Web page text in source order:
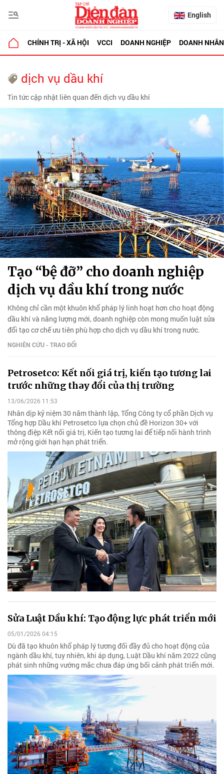
English
CHÍNH TRỊ - XÃ HỘI VCCI DOANH NGHIỆP DOANH NHÂN
dịch vụ dầu khí
Tin tức cập nhật liên quan đến dịch vụ dầu khí
Tạo “bệ đỡ” cho doanh nghiệp
dịch vụ dầu khí trong nước
Không chỉ cần một khuôn khổ pháp lý linh hoạt hơn cho hoạt động
dầu khí và năng lượng mới, doanh nghiệp còn mong muốn luật sửa
đổi tạo cơ chế ưu tiên phù hợp cho dịch vụ dầu khí trong nước.
NGHIÊN CỨU - TRAO ĐỔI
Petrosetco: Kết nối giá trị, kiến tạo tương lai
trước những thay đổi của thị trường
13/06/2026 11:53
Nhân dịp kỷ niệm 30 năm thành lập, Tổng Công ty cổ phần Dịch vụ
Tổng hợp Dầu khí Petrosetco lựa chọn chủ đề Horizon 30+ với
thông điệp Kết nối giá trị, Kiến tạo tương lai để tiếp nối hành trình
mở rộng giới hạn hạn phát triển.
Sửa Luật Dầu khí: Tạo động lực phát triển mới
05/01/2026 04:15
Dù đã tạo khuôn khổ pháp lý tương đối đầy đủ cho hoạt động của
ngành dầu khí, tuy nhiên, khi áp dụng, Luật Dầu khí năm 2022 cũng
phát sinh những vướng mắc chưa đáp ứng bối cảnh phát triển mới.